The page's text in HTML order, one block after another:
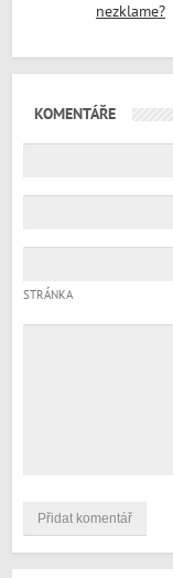
nezklame?
KOMENTÁŘE
STRÁNKA